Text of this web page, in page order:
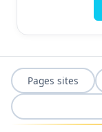
Pages sites